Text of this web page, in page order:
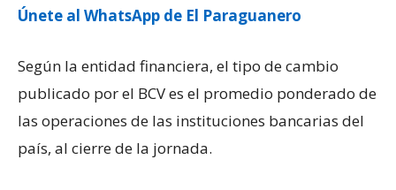
Únete al WhatsApp de El Paraguanero
Según la entidad financiera, el tipo de cambio
publicado por el BCV es el promedio ponderado de
las operaciones de las instituciones bancarias del
país, al cierre de la jornada.